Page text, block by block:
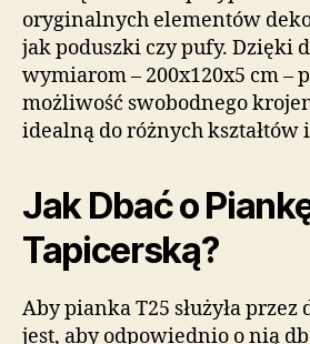
oryginalnych elementów
jak poduszki czy pufy. Dzięki
wymiarom – 200x120x5 cm –
możliwość swobodnego
idealną do różnych kształtów
Jak Dbać o
Tapicerską?
Aby pianka T25 służyła przez
jest, aby odpowiednio o nią